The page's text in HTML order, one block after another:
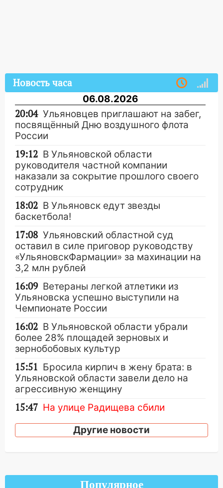
Новость часа
06.08.2026
20:04 Ульяновцев приглашают на забег,
посвящённый Дню воздушного флота
России
19:12 В Ульяновской области
руководителя частной компании
наказали за сокрытие прошлого своего
сотрудник
18:02 В Ульяновск едут звезды
баскетбола!
17:08 Ульяновский областной суд
оставил в силе приговор руководству
«УльяновскФармации» за махинации на
3,2 млн рублей
16:09 Ветераны легкой атлетики из
Ульяновска успешно выступили на
Чемпионате России
16:02 В Ульяновской области убрали
более 28% площадей зерновых и
зернобобовых культур
15:51 Бросила кирпич в жену брата: в
Ульяновской области завели дело на
агрессивную женщину
15:47 На улице Радищева сбили
15:15 Проводил до квартиры и ограбил:
14:26 В Ульяновске ограничат движение
Другие новости
Популярное